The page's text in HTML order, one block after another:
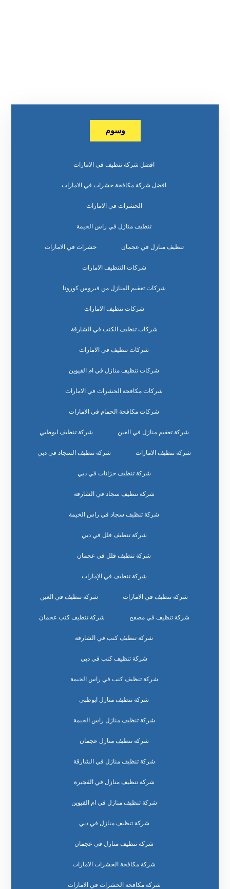
وسوم
افضل شركة تنظيف في الامارات
افضل شركة مكافحة حشرات في الامارات
الحشرات في الامارات
تنظيف منازل في راس الخيمة
تنظيف منازل في عجمان حشرات في الامارات
شركات التنظيف الامارات
شركات تعقيم المنازل من فيروس كورونا
شركات تنظيف الامارات
شركات تنظيف الكنب في الشارقة
شركات تنظيف في الامارات
شركات تنظيف منازل في ام القيوين
شركات مكافحة الحشرات في الامارات
شركات مكافحة الحمام في الامارات
شركة تعقيم منازل في العين شركة تنظيف ابوظبي
شركة تنظيف الامارات شركة تنظيف السجاد في دبي
شركة تنظيف خزانات في دبي
شركة تنظيف سجاد في الشارقة
شركة تنظيف سجاد في راس الخيمة
شركة تنظيف فلل في دبي
شركة تنظيف فلل في عجمان
شركة تنظيف في الإمارات
شركة تنظيف في الامارات شركة تنظيف في العين
شركة تنظيف في مصفح شركة تنظيف كنب عجمان
شركة تنظيف كنب في الشارقة
شركة تنظيف كنب في دبي
شركة تنظيف كنب في راس الخيمة
شركة تنظيف منازل ابوظبي
شركة تنظيف منازل راس الخيمة
شركة تنظيف منازل عجمان
شركة تنظيف منازل في الشارقة
شركة تنظيف منازل في الفجيرة
شركة تنظيف منازل في ام القيوين
شركة تنظيف منازل في دبي
شركة تنظيف منازل في عجمان
شركة مكافحة الحشرات الامارات
شركة مكافحة الحشرات في الامارات